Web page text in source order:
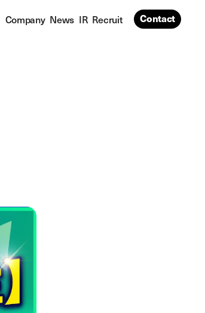
Company News IR Recruit Contact